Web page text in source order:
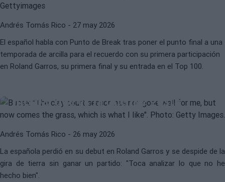
Andrés Tomás Rico - 27 may 2026
El español habla con Punto de Break tras poner el punto final a una
temporada de arcilla para el recuerdo con su primera participación
en Roland Garros, su primera final y su entrada en el Top 100.
WTA CRISTINA BUCSA
Bucsa: "La gira de tierra no me ha
hierba, que es la que me gusta"
Andrés Tomás Rico - 26 may 2026
La española perdió en su debut en Roland Garros y se despide de la
gira de tierra sin ganar un partido: "Toca analizar lo que no he
hecho bien".
ATPPABLO CARREÑO